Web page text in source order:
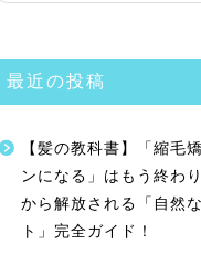
最近の投稿
【髪の教科書】「縮毛
ンになる」はもう終わ
から解放される「自然
ト」完全ガイド！